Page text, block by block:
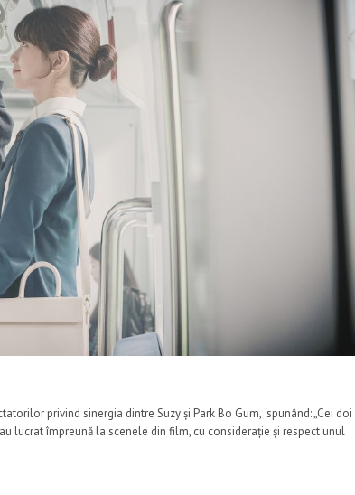
privind sinergia dintre Suzy și Park Bo Gum, spunând: „Cei doi
lucrat împreună la scenele din film, cu considerație și respect unul